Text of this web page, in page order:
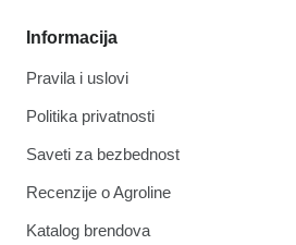
Informacija
Pravila i uslovi
Politika privatnosti
Saveti za bezbednost
Recenzije o Agroline
Katalog brendova